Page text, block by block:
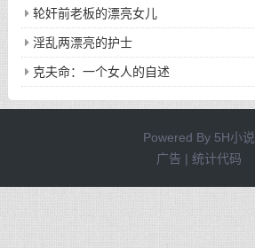
轮奸前老板的漂亮女儿
淫乱两漂亮的护士
克夫命：一个女人的自述
Powered By 5H小说
广告 | 统计代码